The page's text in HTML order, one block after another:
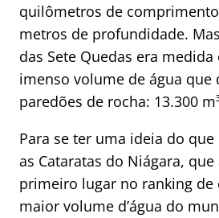
quilômetros de
metros de profundidade.
das Sete Quedas era
imenso volume de água que
paredões de rocha: 13.300
Para se ter uma ideia do
as Cataratas do Niágara,
primeiro lugar no ranking de
maior volume d’água do